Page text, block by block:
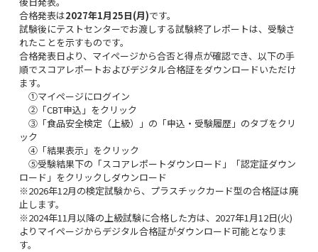
合格発表は2027年1月25日(月)です。
試験後にテストセンターでお渡しする試験終了レポートは、受験さ
れたことを示すものです。
合格発表日より、マイページから合否と得点が確認でき、以下の手
順でスコアレポートおよびデジタル合格証をダウンロードいただけ
ます。
①マイページにログイン
②「CBT申込」をクリック
③「食品安全検定（上級）」の「申込・受験履歴」のタブをクリ
ック
④「結果表示」をクリック
⑤受験結果下の「スコアレポートダウンロード」「認定証ダウン
ロード」をクリックしダウンロード
※2026年12月の検定試験から、プラスチックカード型の合格証は廃
止します。
※2024年11月以降の上級試験に合格した方は、2027年1月12日(火)
よりマイページからデジタル合格証がダウンロード可能となりま
す。